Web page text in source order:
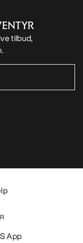
tilbud,
App